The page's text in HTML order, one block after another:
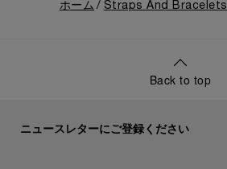
ホーム Straps And Bracelets
Back to top
ニュースレターにご登録ください